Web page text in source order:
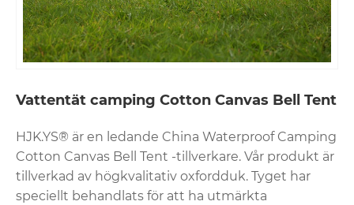
Vattentät camping Cotton Canvas Bell Tent
HJK.YS® är en ledande China Waterproof Camping
Cotton Canvas Bell Tent -tillverkare. Vår produkt är
tillverkad av högkvalitativ oxfordduk. Tyget har
speciellt behandlats för att ha utmärkta